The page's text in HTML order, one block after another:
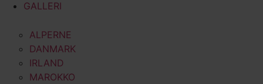
GALLERI
ALPERNE
DANMARK
IRLAND
MAROKKO